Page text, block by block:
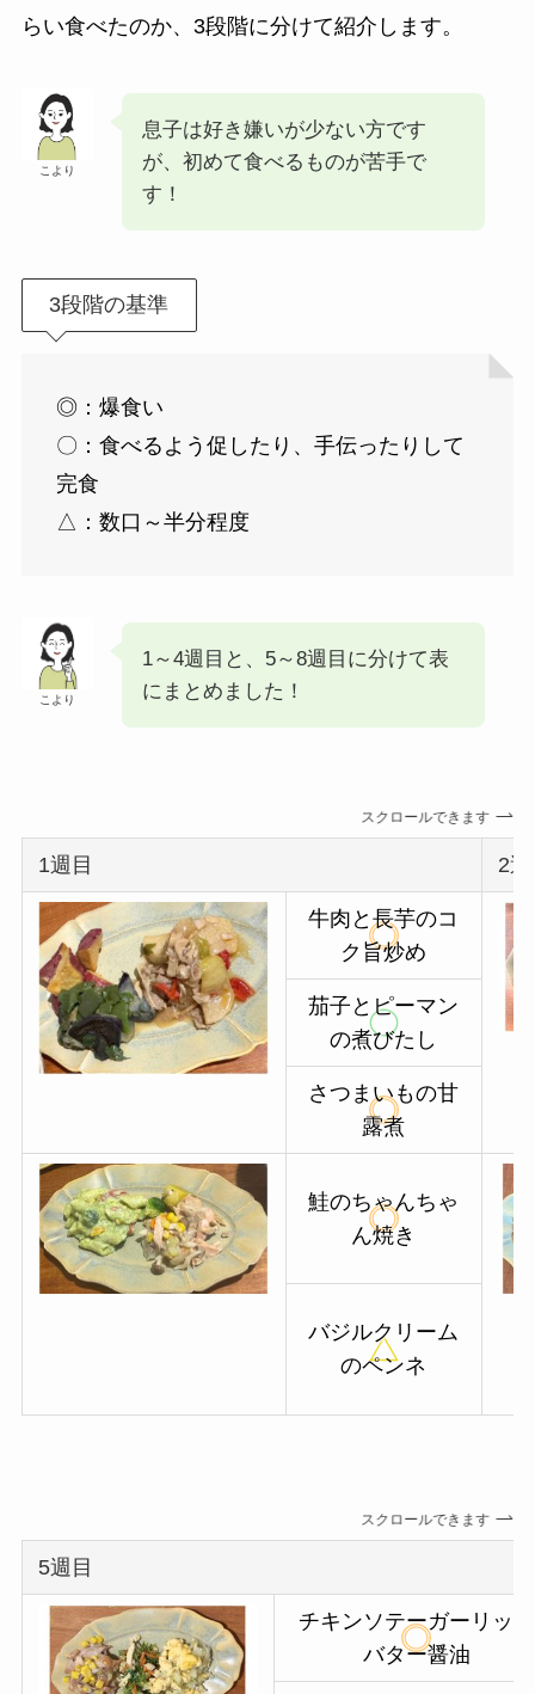
らい食べたのか、3段階に分けて紹介します。
こより
息子は好き嫌いが少ない方です
が、初めて食べるものが苦手で
す！
3段階の基準
◎：爆食い
〇：食べるよう促したり、手伝ったりして
完食
△：数口～半分程度
こより
1～4週目と、5～8週目に分けて表
にまとめました！
スクロールできます
1週目 2
牛肉と長芋のコ
ク旨炒め
茄子とピーマン
の煮びたし
さつまいもの甘
露煮
鮭のちゃんちゃ
ん焼き
バジルクリーム
のペンネ
スクロールできます
5週目
チキンソテーガーリック
バター醤油